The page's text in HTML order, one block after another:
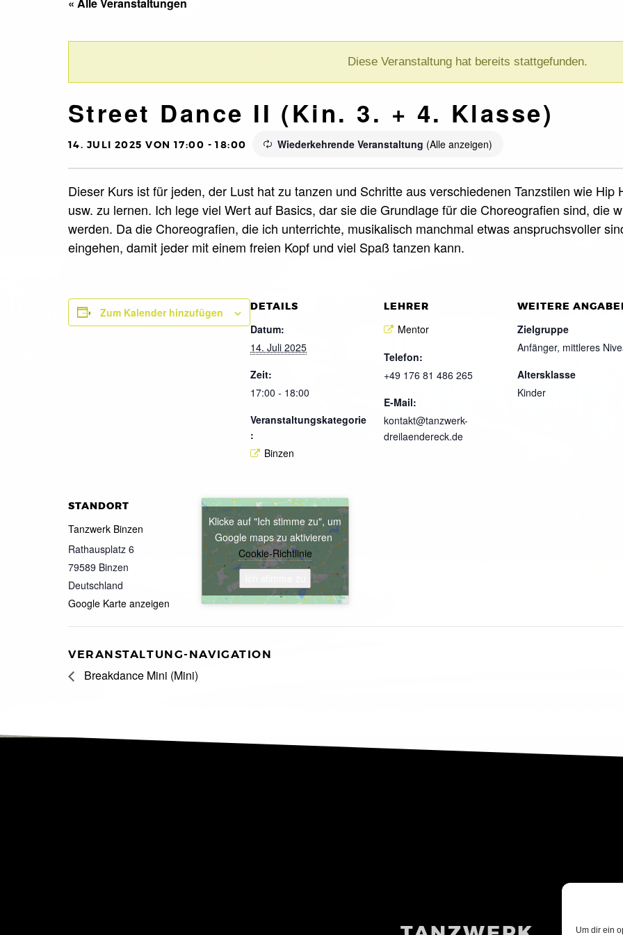
Um dir ein
Diese Veranstaltung hat bereits stattgefunden.
Street Dance II (Kin. 3. + 4. Klasse)
14. JULI 2025 VON 17:00 -18:00 Wiederkehrende Veranstaltung (Alle anzeigen)
Dieser Kurs ist für jeden, der Lust hat zu tanzen und Schritte aus verschiedenen Tanzstilen wie
usw. zu lernen. Ich lege viel Wert auf Basics, dar sie die Grundlage für die Choreografien sind, die
werden. Da die Choreografien, die ich unterrichte, musikalisch manchmal etwas anspruchsvoller
eingehen, damit jeder mit einem freien Kopf und viel Spaß tanzen kann.
Zum Kalender hinzufügen DETAILS
Datum:
14. Juli 2025
Zeit:
17:00 - 18:00
Veranstaltungskategorie
:
Binzen
LEHRER
Mentor
Telefon:
+49 176 81 486 265
E-Mail:
kontakt@tanzwerk-
dreilaendereck.de
WEITERE
Zielgruppe
Anfänger, mittleres
Altersklasse
Kinder
STANDORT
Tanzwerk Binzen
Rathausplatz 6
79589 Binzen
Deutschland
Google Karte anzeigen
Klicke auf "Ich stimme zu", um
Google maps zu aktivieren
Cookie-Richtlinie
VERANSTALTUNG-NAVIGATION
Breakdance Mini (Mini)